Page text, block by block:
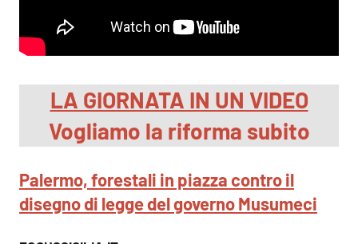
LA GIORNATA IN UN VIDEO
Vogliamo la riforma subito
Palermo, forestali in piazza contro il
disegno di legge del governo Musumeci